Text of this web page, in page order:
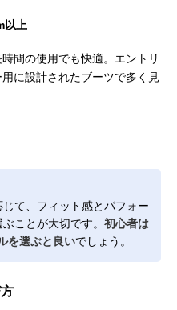
以上
間の使用でも快適。エントリ
に設計されたブーツで多く見
て、フィット感とパフォー
ことが大切です。 初心者は
を選ぶと良いでしょう。